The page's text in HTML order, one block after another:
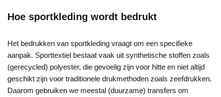
Hoe sportkleding wordt bedrukt
Het bedrukken van sportkleding vraagt om een specifieke
aanpak. Sporttextiel bestaat vaak uit synthetische stoffen zoals
(gerecycled) polyester, die gevoelig zijn voor hitte en niet altijd
geschikt zijn voor traditionele drukmethoden zoals zeefdrukken.
Daarom gebruiken we meestal (duurzame) transfers om